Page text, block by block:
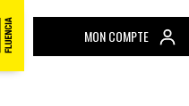
MON COMPTE